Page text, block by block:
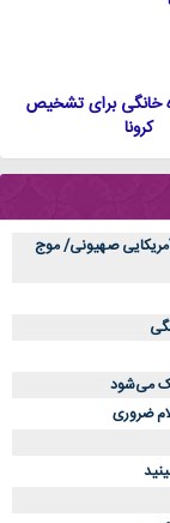
خانگی برای تشخیص
کرونا
آمریکایی صهیونی/ موج
ضروری